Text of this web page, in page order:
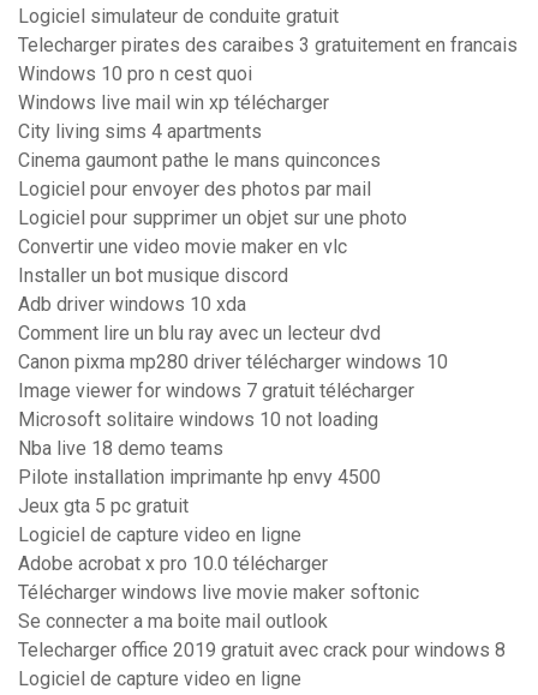
Logiciel simulateur de conduite gratuit
Telecharger pirates des caraibes 3 gratuitement en francais
Windows 10 pro n cest quoi
Windows live mail win xp télécharger
City living sims 4 apartments
Cinema gaumont pathe le mans quinconces
Logiciel pour envoyer des photos par mail
Logiciel pour supprimer un objet sur une photo
Convertir une video movie maker en vlc
Installer un bot musique discord
Adb driver windows 10 xda
Comment lire un blu ray avec un lecteur dvd
Canon pixma mp280 driver télécharger windows 10
Image viewer for windows 7 gratuit télécharger
Microsoft solitaire windows 10 not loading
Nba live 18 demo teams
Pilote installation imprimante hp envy 4500
Jeux gta 5 pc gratuit
Logiciel de capture video en ligne
Adobe acrobat x pro 10.0 télécharger
Télécharger windows live movie maker softonic
Se connecter a ma boite mail outlook
Telecharger office 2019 gratuit avec crack pour windows 8
Logiciel de capture video en ligne